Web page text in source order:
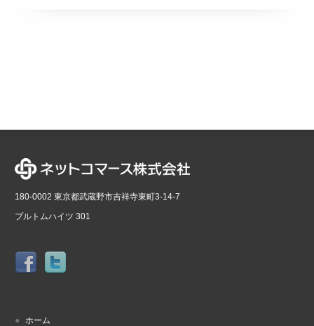
180-0002 東京都武蔵野市吉祥寺東町3-14-7
プルトムハイツ 301
ホーム